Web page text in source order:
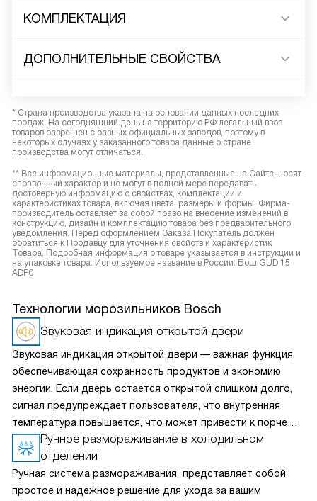
КОМПЛЕКТАЦИЯ
ДОПОЛНИТЕЛЬНЫЕ СВОЙСТВА
* Страна производства указана на основании данных последних
продаж. На сегодняшний день на территорию РФ легальный ввоз
товаров разрешен с разных официальных заводов, поэтому в
некоторых случаях у заказанного товара данные о стране
производства могут отличаться.
** Все информационные материалы, представленные на Сайте, носят
справочный характер и не могут в полной мере передавать
достоверную информацию о свойствах, комплектации и
характеристиках товара, включая цвета, размеры и формы. Фирма-
производитель оставляет за собой право на внесение изменений в
конструкцию, дизайн и комплектацию товара без предварительного
уведомления. Перед оформлением Заказа Покупатель должен
обратиться к Продавцу для уточнения свойств и характеристик
Товара. Подробная информация о товаре указывается в инструкции и
на упаковке товара. Используемое название в России: Бош GUD 15
ADF0
Технологии морозильников Bosch
Звуковая индикация открытой двери
Звуковая индикация открытой двери — важная функция,
обеспечивающая сохранность продуктов и экономию
энергии. Если дверь остается открытой слишком долго,
сигнал предупреждает пользователя, что внутренняя
температура повышается, что может привести к порче
продуктов. Эта функция также помогает снизить расход
электроэнергии, предотвращая ненужные потери холода.
Звуковая индикация особенно полезна в семьях с детьми
или пожилыми людьми, где вероятность случайного
Ручное размораживание в холодильном
отделении
Ручная система размораживания представляет собой
простое и надежное решение для ухода за вашим